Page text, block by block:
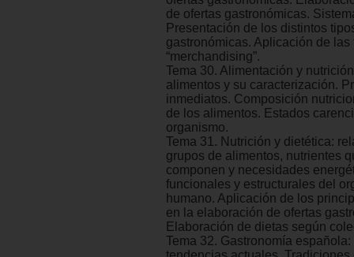
de ofertas gastronómicas.
Presentación de los distintos
gastronómicas. Aplicación de las
“merchandising”.
Tema 30. Alimentación y
alimentos y su caracterización.
inmediatos. Composición
de los alimentos. Estados
organismo.
Tema 31. Nutrición y dietética:
grupos de alimentos, nutrientes
componen y necesidades
funcionales y estructurales del
humano. Aplicación de los
en la elaboración de ofertas
Elaboración de dietas según
Tema 32. Gastronomía